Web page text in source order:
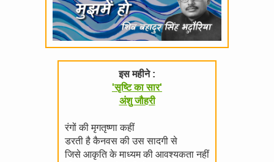
इस महीने :
'सृष्टि का सार'
अंशु जौहरी
रंगों की मृगतृष्णा कहीं
डरती है कैनवस की उस सादगी से
जिसे आकृति के माध्यम की आवश्यकता नहीं